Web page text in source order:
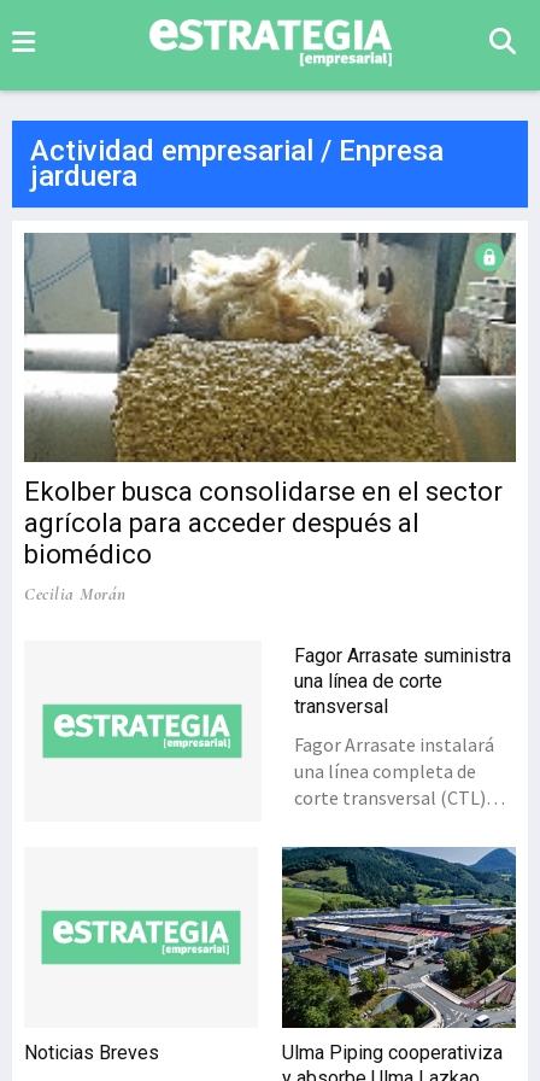
Actividad empresarial / Enpresa
jarduera
Ekolber busca consolidarse en el sector
agrícola para acceder después al
biomédico
Cecilia Morán
Fagor Arrasate suministra
una línea de corte
transversal
Fagor Arrasate instalará
una línea completa de
corte transversal (CTL)
productores de aluminio
de China y que será
empleado para la industria
aeroespacial. De esta
manera, el fabricante
vasco vuelve a lograr la
confianza de uno de los
chinos de aluminio. Se
Noticias Breves
Ulma Piping cooperativiza